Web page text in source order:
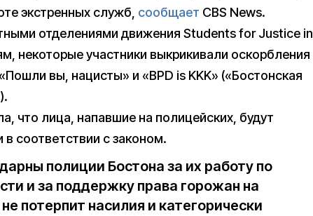
экстренных служб, сообщает CBS News.
отделениями движения Students for Justice in
некоторые участники выкрикивали оскорбления
вы, нацисты» и «BPD is KKK» («Бостонская
что лица, напавшие на полицейских, будут
соответствии с законом.
полиции Бостона за их работу по
и за поддержку права горожан на
потерпит насилия и категорически